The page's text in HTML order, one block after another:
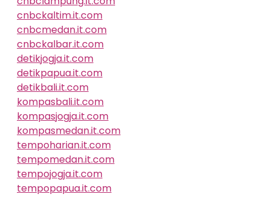
cnbckaltim.it.com
cnbcmedan.it.com
cnbckalbar.it.com
detikjogja.it.com
detikpapua.it.com
detikbali.it.com
kompasbali.it.com
kompasjogja.it.com
kompasmedan.it.com
tempoharian.it.com
tempomedan.it.com
tempojogja.it.com
tempopapua.it.com